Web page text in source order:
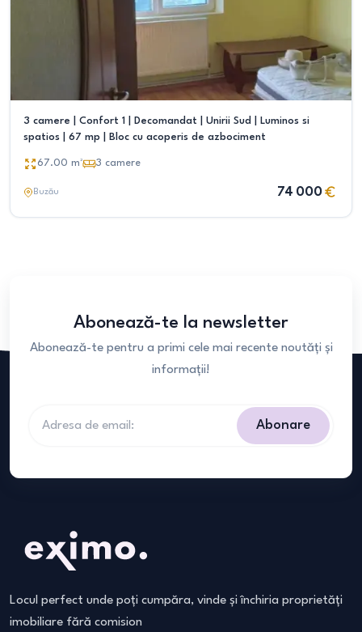
3 camere | Confort 1 | Decomandat | Unirii Sud | Luminos si
spatios | 67 mp | Bloc cu acoperis de azbociment
67.00 m² 3 camere
Buzău 74 000
Abonează-te la newsletter
Abonează-te pentru a primi cele mai recente noutăți și
informații!
Abonare
Locul perfect unde poți cumpăra, vinde și închiria proprietăți
imobiliare fără comision